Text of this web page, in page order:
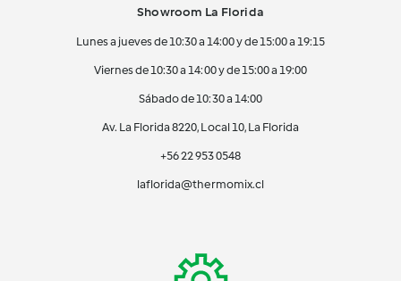
Showroom La Florida
Lunes a jueves de 10:30 a 14:00 y de 15:00 a 19:15
Viernes de 10:30 a 14:00 y de 15:00 a 19:00
Sábado de 10:30 a 14:00
Av. La Florida 8220, Local 10, La Florida
+56 22 953 0548
laflorida@thermomix.cl